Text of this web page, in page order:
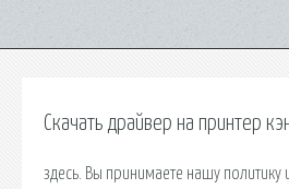
Скачать драйвер на принтер
здесь. Вы принимаете нашу